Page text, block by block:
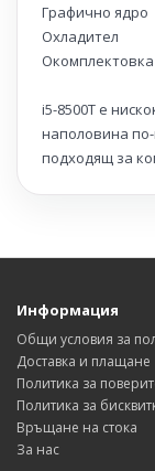
Графично ядро
Охладител
Окомплектовка
i5-8500T е
наполовина по-
подходящ за
Информация
Общи условия за
Доставка и плащане
Политика за
Политика за
Връщане на стока
За нас